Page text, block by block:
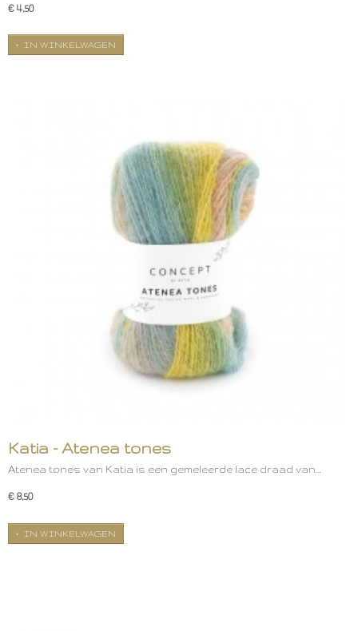
€ 4,50
IN WINKELWAGEN
Katia - Atenea tones
Atenea tones van Katia is een gemeleerde lace draad van…
€ 8,50
IN WINKELWAGEN